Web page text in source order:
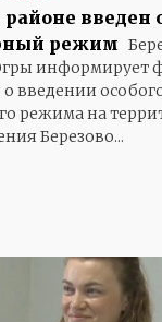
введен
режим
информирует
введении
режима на
Березово...